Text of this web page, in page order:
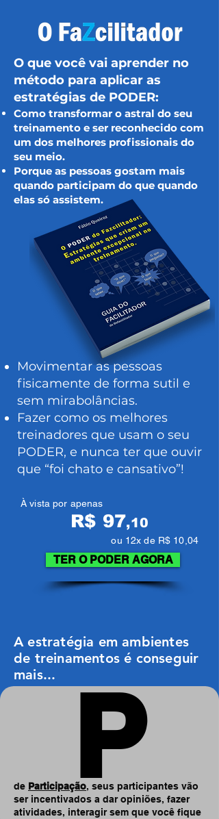
O que você vai aprender no
método para aplicar as
estratégias de PODER:
Como transformar o astral do seu
treinamento e ser reconhecido com
um dos melhores profissionais do
seu meio.
Porque as pessoas gostam mais
quando participam do que quando
elas só assistem.
​Movimentar as pessoas
fisicamente de forma sutil e
sem mirabolâncias.
Fazer como os melhores
treinadores que usam o seu
PODER, e nunca ter que ouvir
que “foi chato e cansativo”!
À vista por apenas
R$ 97,10
ou 12x de R$ 10,04
TER O PODER AGORA
P
P
de Participação, seus participantes vão
ser incentivados a dar opiniões, fazer
atividades, interagir sem que você fique
A estratégia em ambientes
de treinamentos é conseguir
mais...